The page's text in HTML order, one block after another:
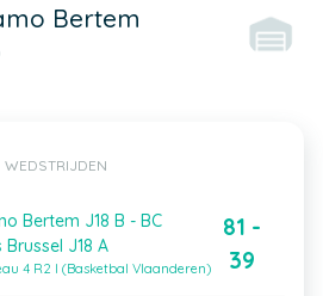
Bertem
WEDSTRIJDEN
Bertem J18 B - BC
Brussel J18 A
4 R2 I (Basketbal Vlaanderen)
81 -
39